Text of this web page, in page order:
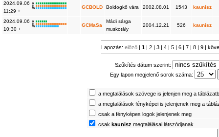
2024.09.06
11:29 +
K
R
W
GCBOLD Boldogkő vára 2002.08.01 1543 kaunisz
2024.09.06
10:30 +
K
R
W
GCMaSa
Mádi sárga
muskotály
2004.12.21 526 kaunisz
Lapozás:előző |1 | 2 | 3 | 4 | 5 | 6 | 7 | 8 | 9 |
Szűkítés dátum szerint:
Egy lapon megjelenő sorok száma:
a megtalálások szövege is jelenjen meg a
a megtalálások fényképei is jelenjenek meg a
csak a fényképes logok jelenjenek meg
csak kaunisz megtalálásai látszódjanak